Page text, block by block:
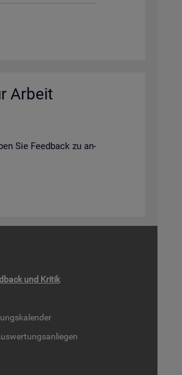
Ar­beit
Sie Feed­back zu an­
und Kri­tik